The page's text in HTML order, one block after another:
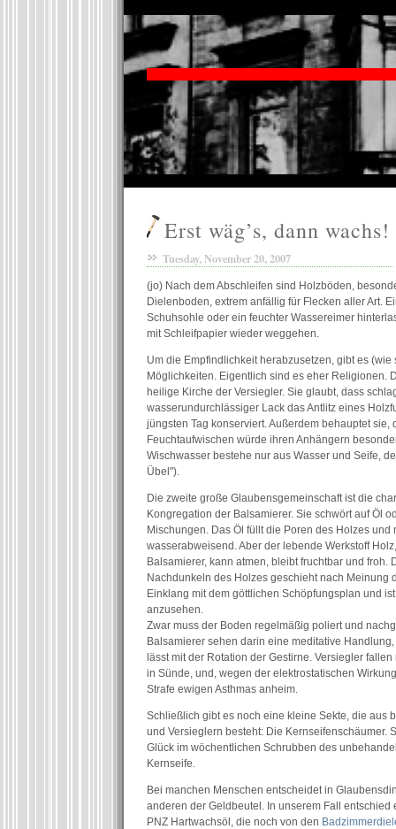
Erst wäg’s, dann wachs!
Tuesday, November 20, 2007
(jo) Nach dem Abschleifen sind Holzböden,
Dielenboden, extrem anfällig für Flecken aller Art.
Schuhsohle oder ein feuchter Wassereimer
mit Schleifpapier wieder weggehen.
Um die Empfindlichkeit herabzusetzen, gibt es (wie
Möglichkeiten. Eigentlich sind es eher Religionen.
heilige Kirche der Versiegler. Sie glaubt, dass
wasserundurchlässiger Lack das Antlitz eines
jüngsten Tag konserviert. Außerdem behauptet
Feuchtaufwischen würde ihren Anhängern
Wischwasser bestehe nur aus Wasser und Seife,
Übel").
Die zweite große Glaubensgemeinschaft ist die
Kongregation der Balsamierer. Sie schwört auf Öl
Mischungen. Das Öl füllt die Poren des Holzes und
wasserabweisend. Aber der lebende Werkstoff
Balsamierer, kann atmen, bleibt fruchtbar und froh.
Nachdunkeln des Holzes geschieht nach Meinung
Einklang mit dem göttlichen Schöpfungsplan und
anzusehen.
Zwar muss der Boden regelmäßig poliert und
Balsamierer sehen darin eine meditative
lässt mit der Rotation der Gestirne. Versiegler
in Sünde, und, wegen der elektrostatischen
Strafe ewigen Asthmas anheim.
Schließlich gibt es noch eine kleine Sekte, die aus
und Versieglern besteht: Die Kernseifenschäumer.
Glück im wöchentlichen Schrubben des
Kernseife.
Bei manchen Menschen entscheidet in
anderen der Geldbeutel. In unserem Fall entschied
PNZ Hartwachsöl, die noch von den